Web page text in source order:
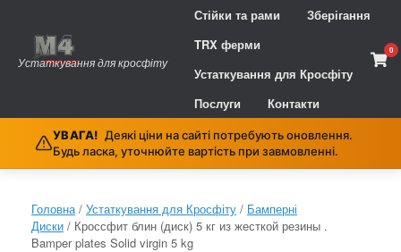
content
Устаткування для кросфіту
Стійки та рами
Зберігання
TRX ферми
Устаткування для Кросфіту
Послуги
Контакти
View
0
УВАГА! Деякі ціни на сайті потребують оновлення.
Будь ласка, уточнюйте вартість при завмовленні.
Головна/ Устаткування для Кросфіту / Бамперні
Диски / Кроссфит блин (диск) 5 кг из жесткой резины .
Bamper plates Solid virgin 5 kg